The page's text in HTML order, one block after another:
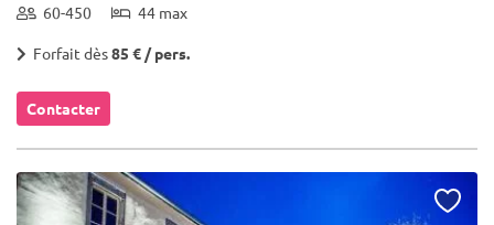
60-450 44 max
Forfait dès85 € / pers.
Contacter